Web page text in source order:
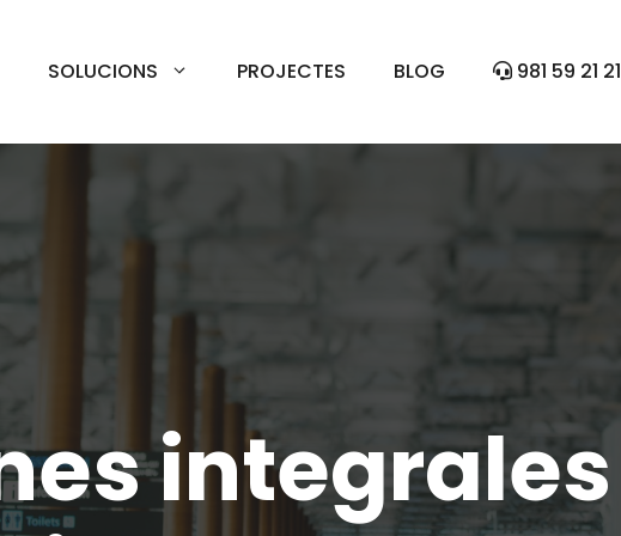
SOLUCIONS PROJECTES BLOG 981 59 21 21
integrales